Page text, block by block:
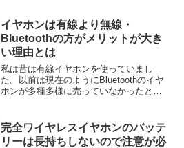
イヤホンは有線より無線・
Bluetoothの方がメリットが大き
い理由とは
私は昔は有線イヤホンを使っていまし
た。以前は現在のようにBluetoothのイヤ
ホンが多種多様に売っていなかったとい
らく100均のイヤホンを使用したり、また
1000円...
完全ワイヤレスイヤホンのバッテ
リーは長持ちしないので注意が必